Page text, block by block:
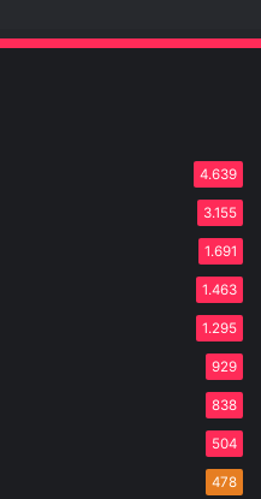
4.639
3.155
1.691
1.463
1.295
929
838
504
478